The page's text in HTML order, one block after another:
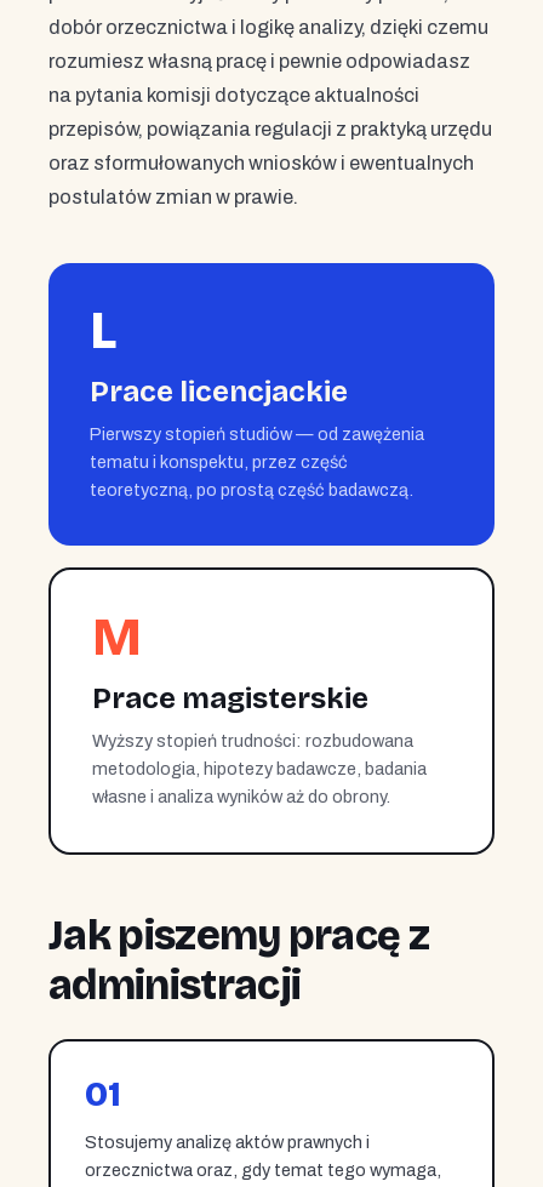
dobór orzecznictwa i logikę analizy, dzięki czemu
rozumiesz własną pracę i pewnie odpowiadasz
na pytania komisji dotyczące aktualności
przepisów, powiązania regulacji z praktyką urzędu
oraz sformułowanych wniosków i ewentualnych
postulatów zmian w prawie.
L
Prace licencjackie
Pierwszy stopień studiów — od zawężenia
tematu i konspektu, przez część
teoretyczną, po prostą część badawczą.
M
Prace magisterskie
Wyższy stopień trudności: rozbudowana
metodologia, hipotezy badawcze, badania
własne i analiza wyników aż do obrony.
Jak piszemy pracę z
administracji
01
Stosujemy analizę aktów prawnych i
orzecznictwa oraz, gdy temat tego wymaga,